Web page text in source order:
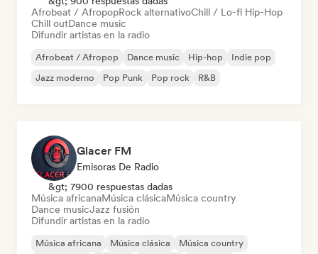
Afrobeat / AfropopRock alternativoChill / Lo-fi Hip-Hop
Chill outDance music
Difundir artistas en la radio
Afrobeat / Afropop Dance music Hip-hop
Indie pop
Jazz moderno
Pop Punk Pop rock R&B
Glacer FM
Emisoras De Radio
&gt; 7900 respuestas dadas
Música africanaMúsica clásicaMúsica country
Dance musicJazz fusión
Difundir artistas en la radio
Música africana Música clásica
Música country